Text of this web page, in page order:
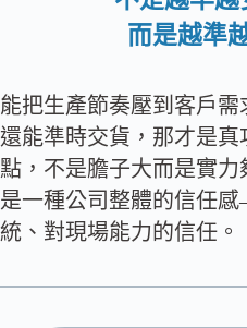
而是越準
能把生產節奏壓到客戶需
還能準時交貨，那才是真
點，不是膽子大而是實力
是一種公司整體的信任
統、對現場能力的信任。